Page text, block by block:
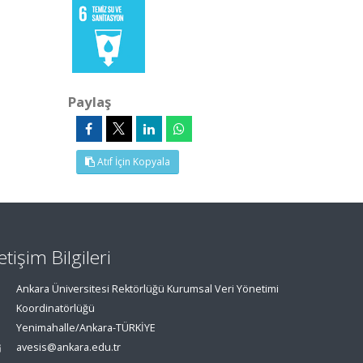
Paylaş
Atıf İçin Kopyala
Bilgileri
Ankara Üniversitesi Rektörlüğü Kurumsal Veri Yönetimi
Koordinatörlüğü
Yenimahalle/Ankara-TÜRKİYE
avesis@ankara.edu.tr